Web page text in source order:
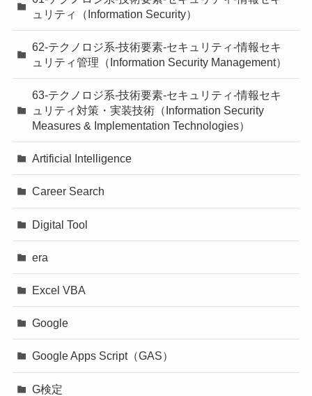
ュリティ（Information Security）
62-テクノロジ系-技術要素-セキュリティ-情報セキ
ュリティ管理（Information Security Management）
63-テクノロジ系-技術要素-セキュリティ-情報セキ
ュリティ対策・実装技術（Information Security
Measures & Implementation Technologies）
Artificial Intelligence
Career Search
Digital Tool
era
Excel VBA
Google
Google Apps Script（GAS）
G検定